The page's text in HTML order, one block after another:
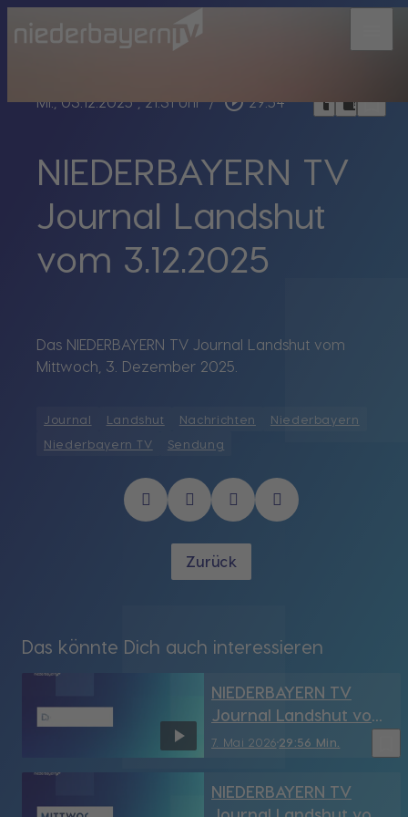
Mi., 03.12.2025, 21:31 Uhr / play_circle_outline 29:54 headphoneschrome_reader_modebookmark_border
NIEDERBAYERN TV
Journal Landshut
vom 3.12.2025
Das NIEDERBAYERN TV Journal Landshut vom
Mittwoch, 3. Dezember 2025.
Journal Landshut Nachrichten
Niederbayern
Niederbayern TV
Sendung
Zurück
Das könnte Dich auch interessieren
7. Mai 2026 29:56 Min.
NIEDERBAYERN TV
Journal Landshut vom
7.05.2026
NIEDERBAYERN TV